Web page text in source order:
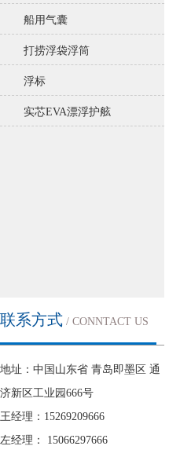
船用气囊
打捞浮袋浮筒
浮标
实芯EVA漂浮护舷
联系方式 / CONNTACT US
| 更多
地址：中国山东省 青岛即墨区 通
济新区工业园666号
王经理：15269209666
左经理： 15066297666